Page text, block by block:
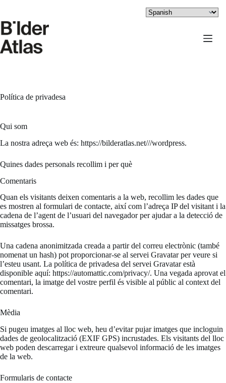
contenido
Política de privadesa
Qui som
La nostra adreça web és: https://bilderatlas.net///wordpress.
Quines dades personals recollim i per què
Comentaris
Quan els visitants deixen comentaris a la web, recollim les dades que
es mostren al formulari de contacte, així com l’adreça IP del visitant i la
cadena de l’agent de l’usuari del navegador per ajudar a la detecció de
missatges brossa.
Una cadena anonimitzada creada a partir del correu electrònic (també
nomenat un hash) pot proporcionar-se al servei Gravatar per veure si
l’esteu usant. La política de privadesa del servei Gravatar està
disponible aquí: https://automattic.com/privacy/. Una vegada aprovat el
comentari, la imatge del vostre perfil és visible al públic al context del
comentari.
Mèdia
Si pugeu imatges al lloc web, heu d’evitar pujar imatges que incloguin
dades de geolocalització (EXIF GPS) incrustades. Els visitants del lloc
web poden descarregar i extreure qualsevol informació de les imatges
de la web.
Formularis de contacte